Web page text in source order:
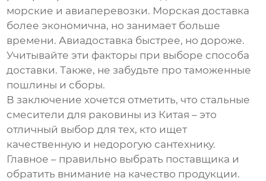
морские и авиаперевозки. Морская доставка
более экономична, но занимает больше
времени. Авиадоставка быстрее, но дороже.
Учитывайте эти факторы при выборе способа
доставки. Также, не забудьте про таможенные
пошлины и сборы.
В заключение хочется отметить, что стальные
смесители для раковины из Китая – это
отличный выбор для тех, кто ищет
качественную и недорогую сантехнику.
Главное – правильно выбрать поставщика и
обратить внимание на качество продукции.